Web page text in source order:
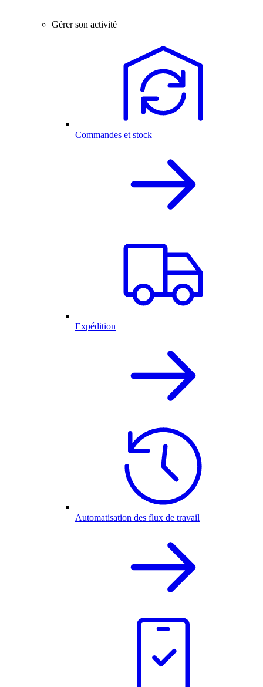
Gérer son activité
Commandes et stock
Expédition
Automatisation des flux de travail